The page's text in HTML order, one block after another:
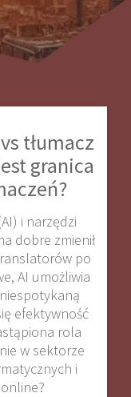
tłumacz
granica
i narzędzi
dobre zmienił
po
AI umożliwia
efektywność
rola
w sektorze
i